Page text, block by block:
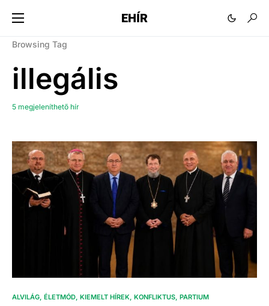
EHÍR
Browsing Tag
illegális
5 megjeleníthető hír
ALVILÁG ÉLETMÓD KIEMELT HÍREK KONFLIKTUS PARTIUM